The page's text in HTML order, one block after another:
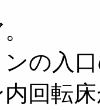
ンの入
回転